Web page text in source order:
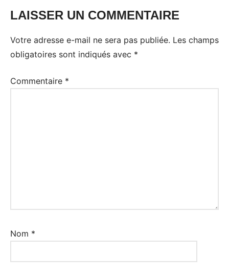
LAISSER UN COMMENTAIRE
Votre adresse e-mail ne sera pas publiée. Les champs
obligatoires sont indiqués avec *
Commentaire *
Nom *